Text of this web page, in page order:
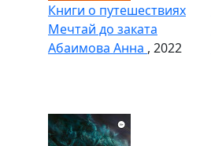
Книги о путешествиях
Мечтай до заката
Абаимова Анна , 2022